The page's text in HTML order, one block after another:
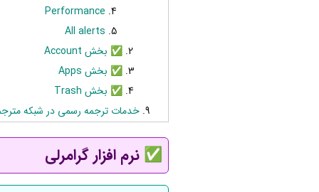
Performance
All alerts
✅ بخش Account
✅ بخش Apps
✅ بخش Trash
خدمات ترجمه رسمی در شبکه
✅ نرم افزار گرامرلی